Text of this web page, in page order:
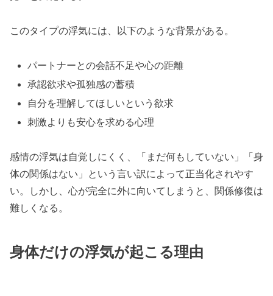
このタイプの浮気には、以下のような背景がある。
パートナーとの会話不足や心の距離
承認欲求や孤独感の蓄積
自分を理解してほしいという欲求
刺激よりも安心を求める心理
感情の浮気は自覚しにくく、「まだ何もしていない」「身
体の関係はない」という言い訳によって正当化されやす
い。しかし、心が完全に外に向いてしまうと、関係修復は
難しくなる。
身体だけの浮気が起こる理由